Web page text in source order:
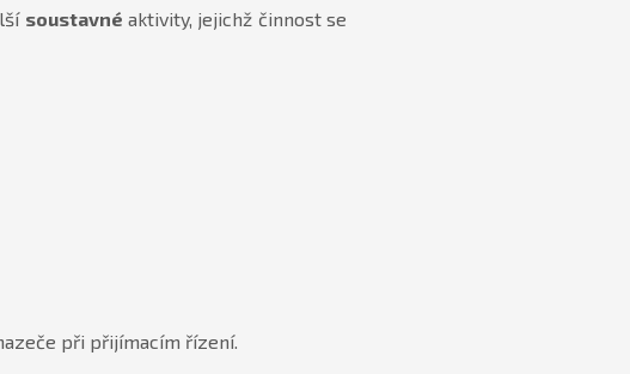
soustavné aktivity, jejichž činnost se
při přijímacím řízení.